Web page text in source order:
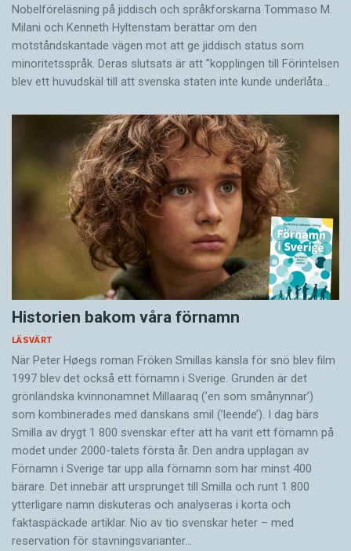
Nobelföreläsning på jiddisch och språkforskarna Tommaso M.
Milani och Kenneth Hyltenstam berättar om den
motståndskantade vägen mot att ge jiddisch status som
minoritetsspråk. Deras slutsats är att ”kopplingen till Förintelsen
blev ett huvud­skäl till att svenska staten inte kunde underlåta…
Historien bakom våra förnamn
LÄSVÄRT
När Peter Høegs roman Fröken Smillas känsla för snö blev film
1997 blev det också ett förnamn i Sverige. Grunden är det
grönländska kvinnonamnet Millaaraq (’en som smånynnar’)
som kombinerades med danskans smil (’leende’). I dag bärs
Smilla av drygt 1 800 svenskar efter att ha varit ett förnamn på
modet under 2000-talets första år. Den andra upplagan av
Förnamn i Sverige tar upp alla förnamn som har minst 400
bärare. Det innebär att ursprunget till Smilla och runt 1 800
ytterligare namn diskuteras och analyseras i korta och
faktaspäckade artiklar. Nio av tio svenskar heter – med
reservation för stavningsvarianter…